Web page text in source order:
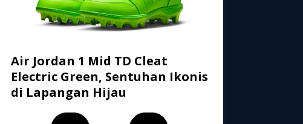
Air Jordan 1 Mid TD Cleat
Electric Green, Sentuhan Ikonis
di Lapangan Hijau